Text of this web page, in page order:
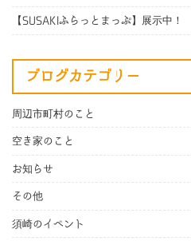
【SUSAKIふらっとまっぷ】展示中！
ブログカテゴリー
周辺市町村のこと
空き家のこと
お知らせ
その他
須崎のイベント